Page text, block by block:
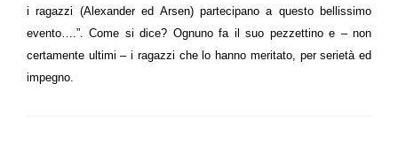
i ragazzi (Alexander ed Arsen) partecipano a questo bellissimo
evento….”. Come si dice? Ognuno fa il suo pezzettino e – non
certamente ultimi – i ragazzi che lo hanno meritato, per serietà ed
impegno.